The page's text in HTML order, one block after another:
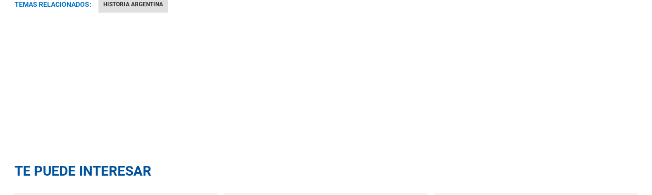
TEMAS RELACIONADOS: HISTORIA ARGENTINA
TE PUEDE INTERESAR